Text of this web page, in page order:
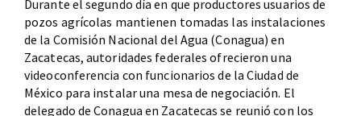
Durante el segundo día en que productores usuarios de
pozos agrícolas mantienen tomadas las instalaciones
de la Comisión Nacional del Agua (Conagua) en
Zacatecas, autoridades federales ofrecieron una
videoconferencia con funcionarios de la Ciudad de
México para instalar una mesa de negociación. El
delegado de Conagua en Zacatecas se reunió con los